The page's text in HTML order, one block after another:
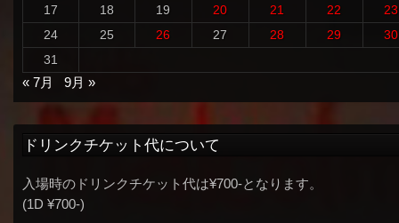
17
18 19 20 21 22
23
24
25 26 27 28 29
30
31
« 7月
9月 »
ドリンクチケット代について
入場時のドリンクチケット代は¥700-となります。
(1D ¥700-)